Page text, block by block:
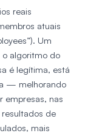
reais
atuais
Um
o algoritmo do
é legítima, está
— melhorando
empresas, nas
resultados de
mais